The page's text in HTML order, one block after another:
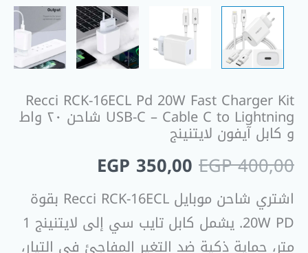
Recci RCK-16ECL Pd 20W Fast Charger Kit
USB-C – Cable C to Lightning شاحن ٢٠ واط
و كابل آيفون لايتنينج
EGP400,00
EGP 350,00
اشتري شاحن موبايل Recci RCK-16ECL بقوة
20W PD. يشمل كابل تايب سي إلى لايتنينج 1
متر، حماية ذكية ضد التغير المفاجئ في التيار،
Lightning
شاحن
واط
كابل
آيفون
لايتنينج